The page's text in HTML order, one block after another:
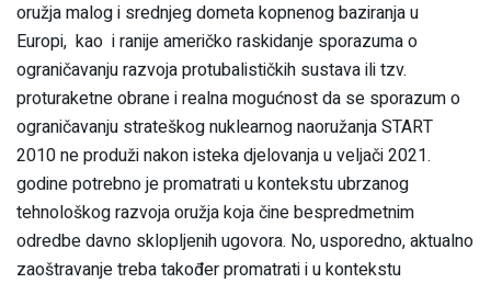
oružja malog i srednjeg dometa kopnenog baziranja u
Europi, kao i ranije američko raskidanje sporazuma o
ograničavanju razvoja protubalističkih sustava ili tzv.
proturaketne obrane i realna mogućnost da se sporazum o
ograničavanju strateškog nuklearnog naoružanja START
2010 ne produži nakon isteka djelovanja u veljači 2021.
godine potrebno je promatrati u kontekstu ubrzanog
tehnološkog razvoja oružja koja čine bespredmetnim
odredbe davno sklopljenih ugovora. No, usporedno, aktualno
zaoštravanje treba također promatrati i u kontekstu